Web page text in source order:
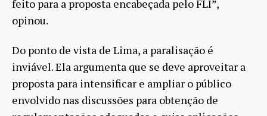
feito para a proposta encabeçada pelo FLI”,
opinou.
Do ponto de vista de Lima, a paralisação é
inviável. Ela argumenta que se deve aproveitar a
proposta para intensificar e ampliar o público
envolvido nas discussões para obtenção de